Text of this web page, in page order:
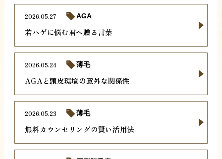
若ハゲに悩む君へ贈る言葉
2026.05.27 AGA
AGAと頭皮環境の意外な関係性
2026.05.24 薄毛
無料カウンセリングの賢い活用法
2026.05.23 薄毛